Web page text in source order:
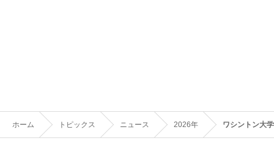
ホーム トピックス ニュース 2026年 ワシントン大